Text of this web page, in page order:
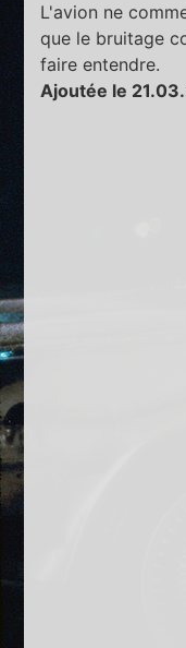
L'avion ne
que le bruitage
faire entendre.
Ajoutée le